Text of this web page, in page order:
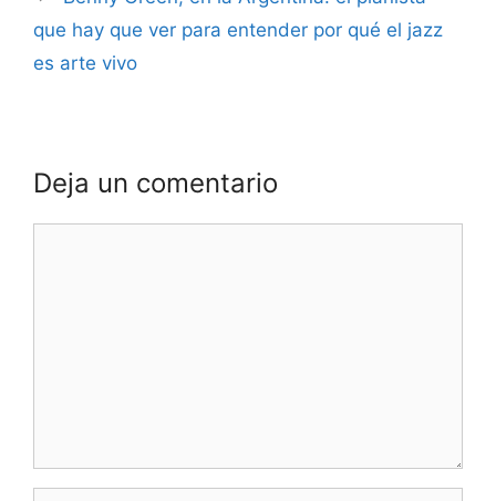
que hay que ver para entender por qué el jazz
es arte vivo
Deja un comentario